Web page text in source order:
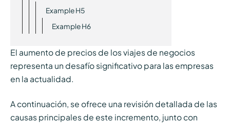
Example H5
Example H6
El aumento de precios de los viajes de negocios
representa un desafío significativo para las empresas
en la actualidad.
A continuación, se ofrece una revisión detallada de las
causas principales de este incremento, junto con